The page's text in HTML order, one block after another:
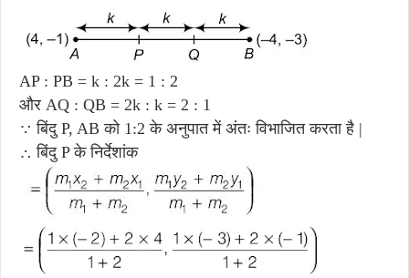
AP : PB = k : 2k = 1 : 2
और AQ : QB = 2k : k = 2 : 1
∵ बिंदु P, AB को 1:2 के अनुपात में अंतः विभाजित करता है |
∴ बिंदु P के निर्देशांक